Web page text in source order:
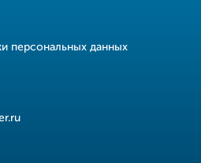
персональных данных